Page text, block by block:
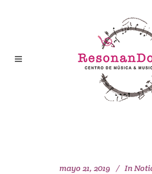
mayo 21, 2019 In